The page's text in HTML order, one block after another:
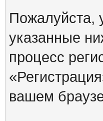
Пожалуйста,
указанные
процесс
вашем